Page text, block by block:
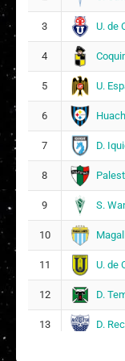
19
4
23
DT: Alex Castro
3 U. de
4
5 U.
6
7 D.
8
9 S.
10
11 U. de
12 D.
13 D.